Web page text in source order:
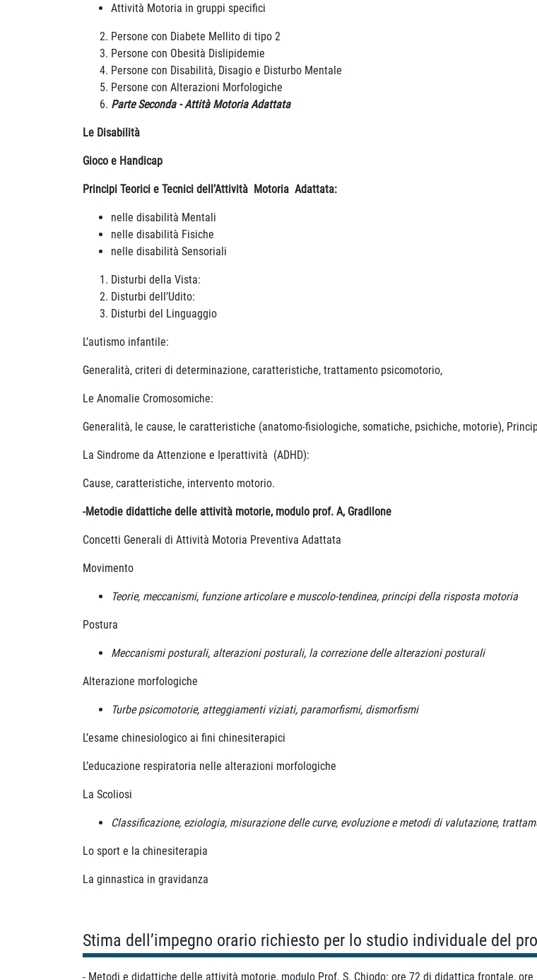
Attività Motoria in gruppi specifici
Persone con Diabete Mellito di tipo 2
Persone con Obesità Dislipidemie
Persone con Disabilità, Disagio e Disturbo Mentale
Persone con Alterazioni Morfologiche
Parte Seconda - Attità Motoria Adattata
Le Disabilità
Gioco e Handicap
Principi Teorici e Tecnici dell’Attività Motoria Adattata:
nelle disabilità Mentali
nelle disabilità Fisiche
nelle disabilità Sensoriali
Disturbi della Vista:
Disturbi dell’Udito:
Disturbi del Linguaggio
L’autismo infantile:
Generalità, criteri di determinazione, caratteristiche, trattamento psicomotorio,
Le Anomalie Cromosomiche:
Generalità, le cause, le caratteristiche (anatomo-fisiologiche, somatiche, psichiche, motorie),
La Sindrome da Attenzione e Iperattività (ADHD):
Cause, caratteristiche, intervento motorio.
-Metodie didattiche delle attività motorie, modulo prof. A, Gradilone
Concetti Generali di Attività Motoria Preventiva Adattata
Movimento
Teorie, meccanismi, funzione articolare e muscolo-tendinea, principi della risposta motoria
Postura
Meccanismi posturali, alterazioni posturali, la correzione delle alterazioni posturali
Alterazione morfologiche
Turbe psicomotorie, atteggiamenti viziati, paramorfismi, dismorfismi
L’esame chinesiologico ai fini chinesiterapici
L’educazione respiratoria nelle alterazioni morfologiche
La Scoliosi
Classificazione, eziologia, misurazione delle curve, evoluzione e metodi di valutazione,
Lo sport e la chinesiterapia
La ginnastica in gravidanza
Stima dell’impegno orario richiesto per lo studio individuale del
- Metodi e didattiche delle attività motorie, modulo Prof. S. Chiodo: ore 72 di didattica frontale,